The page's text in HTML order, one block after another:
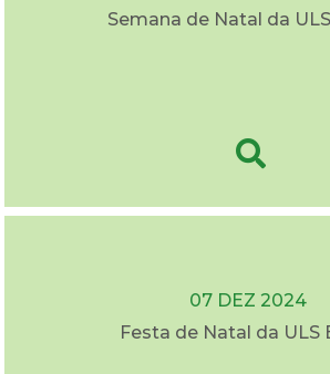
Semana de Natal da
07 DEZ 2024
Festa de Natal da ULS